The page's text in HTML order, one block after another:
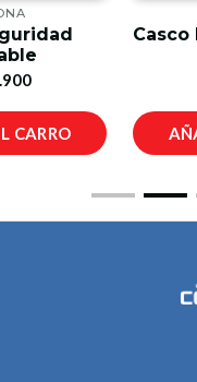
CARRO
Casco